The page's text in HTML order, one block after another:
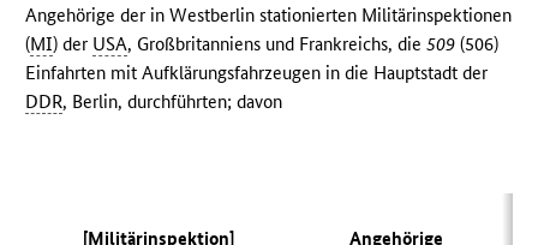
Angehörige der in Westberlin stationierten Militärinspektionen
(MI) der USA, Großbritanniens und Frankreichs, die509 (506)
Einfahrten mit Aufklärungsfahrzeugen in die Hauptstadt der
DDR, Berlin, durchführten; davon
[Militärinspektion] Angehörige